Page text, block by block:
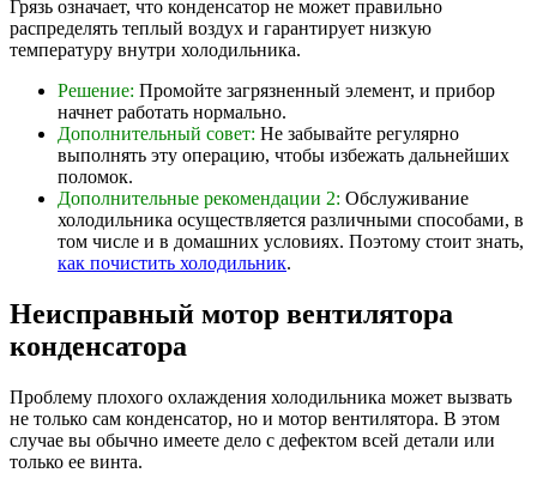
Грязь означает, что конденсатор не может правильно
распределять теплый воздух и гарантирует низкую
температуру внутри холодильника.
Решение: Промойте загрязненный элемент, и прибор
начнет работать нормально.
Дополнительный совет: Не забывайте регулярно
выполнять эту операцию, чтобы избежать дальнейших
поломок.
Дополнительные рекомендации 2: Обслуживание
холодильника осуществляется различными способами, в
том числе и в домашних условиях. Поэтому стоит знать,
как почистить холодильник.
Неисправный мотор вентилятора
конденсатора
Проблему плохого охлаждения холодильника может вызвать
не только сам конденсатор, но и мотор вентилятора. В этом
случае вы обычно имеете дело с дефектом всей детали или
только ее винта.